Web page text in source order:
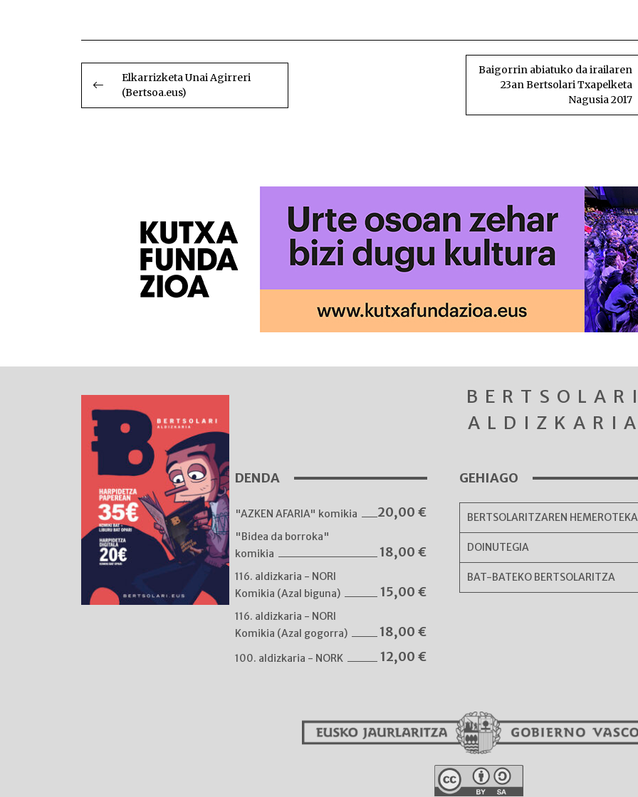
ZEHAR
NABIGATU
Elkarrizketa Unai Agirreri
(Bertsoa.eus)
Baigorrin abiatuko da irailaren
23an Bertsolari Txapelketa
Nagusia 2017
BERTSOLARI
ALDIZKARIA
DENDA
"AZKEN AFARIA" komikia 20,00 €
"Bidea da borroka"
komikia
18,00 €
116. aldizkaria - NORI
Komikia (Azal biguna)
15,00 €
116. aldizkaria - NORI
Komikia (Azal gogorra)
18,00 €
100. aldizkaria - NORK 12,00 €
GEHIAGO
BERTSOLARITZAREN HEMEROTEKA
DOINUTEGIA
BAT-BATEKO BERTSOLARITZA